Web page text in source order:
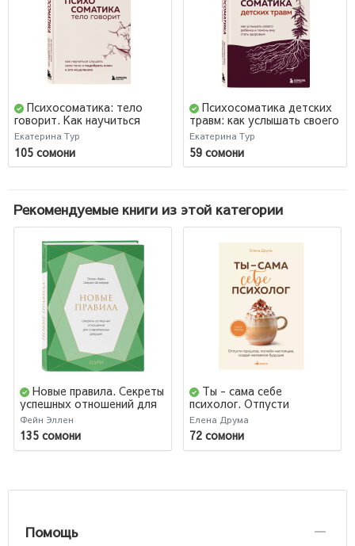
Психосоматика: тело
говорит. Как научиться
слушать свое тело и
подобрать ключ к его
исцелению
Екатерина Тур
105 сомони
Психосоматика детских
травм: как услышать своего
ребенка и помочь ему стать
здоровым (AB)
Екатерина Тур
59 сомони
Рекомендуемые книги из этой категории
Новые правила. Секреты
успешных отношений для
современных девушек
Фейн Эллен
135 сомони
Ты - сама себе
психолог. Отпусти
прошлое, полюби
настоящее, создай
желаемое будущее
Елена Друма
72 сомони
Помощь